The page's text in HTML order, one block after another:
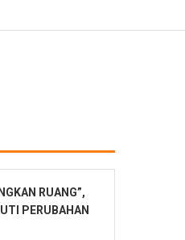
RUANG”,
PERUBAHAN